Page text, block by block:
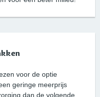
voor de optie
geringe meerprijs
dan de volgende